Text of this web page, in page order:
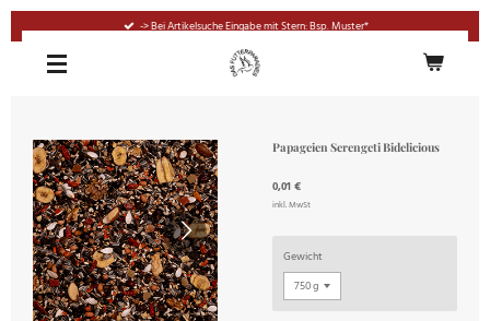
springen
-> Bei Artikelsuche Eingabe mit Stern: Bsp. Muster*
Papageien Serengeti Bidelicious
0,01 €
inkl. MwSt
Gewicht